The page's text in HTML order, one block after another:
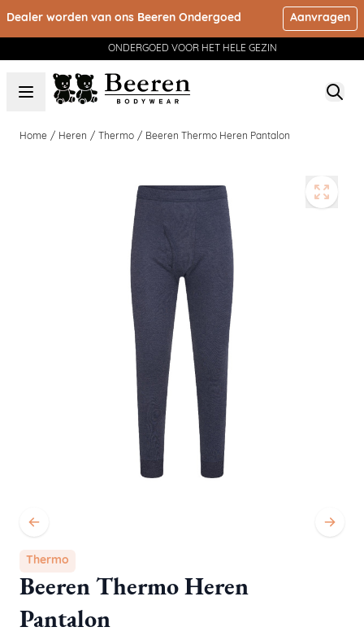
Dealer worden van ons Beeren Ondergoed Aanvragen
ONDERGOED VOOR HET HELE GEZIN
Home / Heren / Thermo / Beeren Thermo Heren Pantalon
Thermo
Beeren Thermo Heren
Pantalon